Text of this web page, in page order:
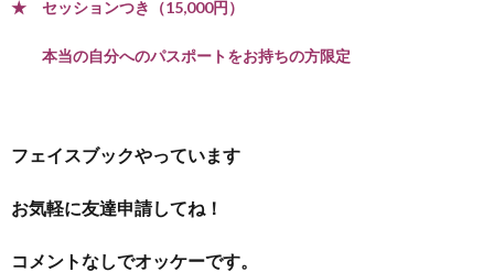
★ セッションつき（15,000円）
本当の自分へのパスポートをお持ちの方限定
フェイスブックやっています
お気軽に友達申請してね！
コメントなしでオッケーです。